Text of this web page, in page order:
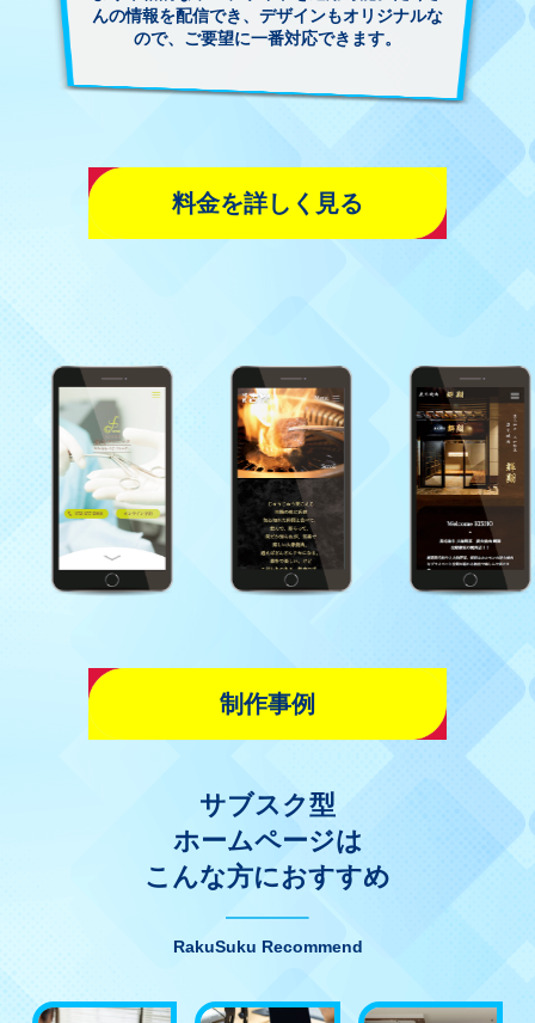
んの情報を配信でき、デザインもオリジナルな
ので、ご要望に一番対応できます。
料金を詳しく見る
制作事例
サブスク型
ホームページは
こんな方におすすめ
RakuSuku Recommend